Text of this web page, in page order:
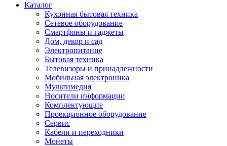
Каталог
Кухонная бытовая техника
Сетевое оборудование
Смартфоны и гаджеты
Дом, декор и сад
Электропитание
Бытовая техника
Телевизоры и принадлежности
Мобильная электроника
Мультимедия
Носители информации
Комплектующие
Проекционное оборудование
Сервис
Кабели и переходники
Монеты